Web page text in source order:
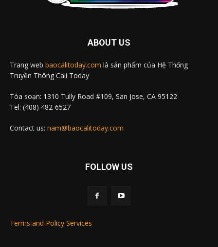
ABOUT US
Trang web baocalitoday.com là sản phẩm của Hệ Thống
Truyền Thông Cali Today
Tòa soạn: 1310 Tully Road #109, San Jose, CA 95122
Tel: (408) 482-6527
Contact us: nam@baocalitoday.com
FOLLOW US
Terms and Policy Services